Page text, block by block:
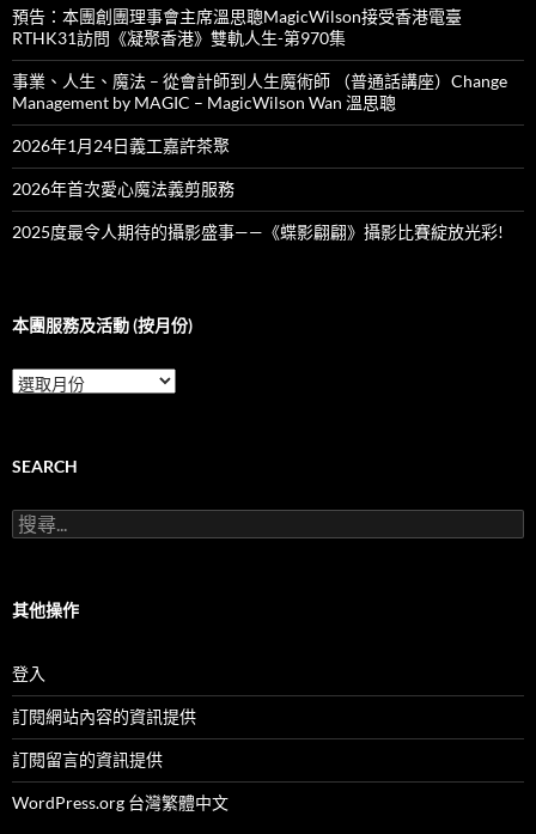
預告：本團創團理事會主席溫思聰MagicWilson接受香港電臺
RTHK31訪問《凝聚香港》雙軌人生-第970集
事業、人生、魔法 – 從會計師到人生魔術師 （普通話講座）Change
Management by MAGIC – MagicWilson Wan 溫思聰
2026年1月24日義工嘉許茶聚
2026年首次愛心魔法義剪服務
2025度最令人期待的攝影盛事——《蝶影翩翩》攝影比賽綻放光彩!
本團服務及活動 (按月份)
本
團
及
動
(按
SEARCH
搜
尋
字:
其他操作
登入
訂閱網站內容的資訊提供
訂閱留言的資訊提供
WordPress.org 台灣繁體中文